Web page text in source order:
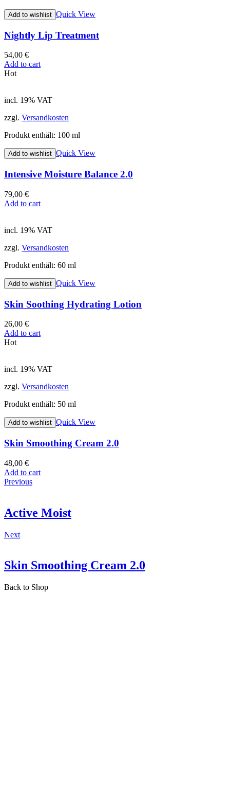
Add to wishlist Quick View
Nightly Lip Treatment
54,00 €
Add to cart
Hot
incl. 19% VAT
zzgl. Versandkosten
Produkt enthält: 100 ml
Add to wishlist Quick View
Intensive Moisture Balance 2.0
79,00 €
Add to cart
incl. 19% VAT
zzgl. Versandkosten
Produkt enthält: 60 ml
Add to wishlist Quick View
Skin Soothing Hydrating Lotion
26,00 €
Add to cart
Hot
incl. 19% VAT
zzgl. Versandkosten
Produkt enthält: 50 ml
Add to wishlist Quick View
Skin Smoothing Cream 2.0
48,00 €
Add to cart
Previous
Active Moist
Next
Skin Smoothing Cream 2.0
Back to Shop